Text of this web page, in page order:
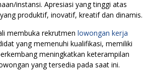
instansi. Apresiasi yang tinggi atas
produktif, inovatif, kreatif dan dinamis.
membuka rekrutmen lowongan kerja
yang memenuhi kualifikasi, memiliki
meningkatkan keterampilan
yang tersedia pada saat ini.